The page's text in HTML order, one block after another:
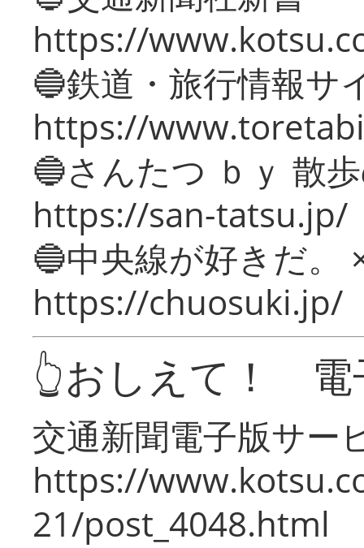
https://
🔵鉄道・旅行情報サ
https://
🔵さんたつ ｂｙ 散
https://san-tatsu.jp/
🔵中央線が好きだ。
https://chuosuki.jp/
👆おしえて！ 電
交通新聞電子版サー
https://
21/post_4048.html